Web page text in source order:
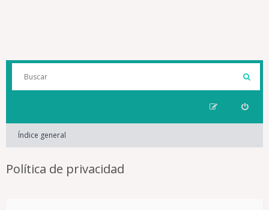
Índice general
Política de privacidad